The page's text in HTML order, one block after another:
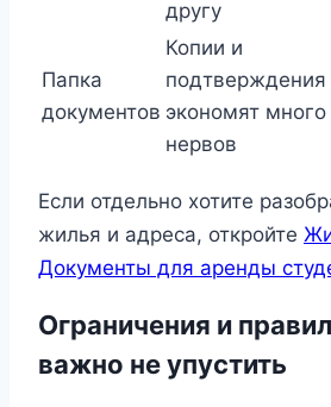
другу
Папка
документов
Копии и
подтверждения
экономят много
нервов
Если отдельно хотите
жилья и адреса, откройте
Документы для аренды
Ограничения и
важно не упустить